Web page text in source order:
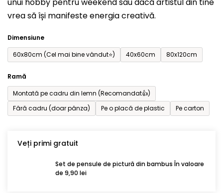
unui hobby pentru weekend sau dacă artistul din tine
vrea să își manifeste energia creativă.
Dimensiune
60x80cm (Cel mai bine vândut⭐)
40x60cm 80x120cm
Ramă
Montată pe cadru din lemn (Recomandat👍)
Fără cadru (doar pânza)
Pe o placă de plastic Pe carton
Veți primi gratuit
Set de pensule de pictură din bambus În valoare
de 9,90 lei